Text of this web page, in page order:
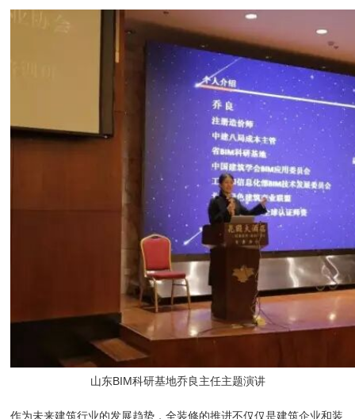
山东BIM科研基地乔良主任主题演讲
作为未来建筑行业的发展趋势，全装修的推进不仅仅是建筑企业和装